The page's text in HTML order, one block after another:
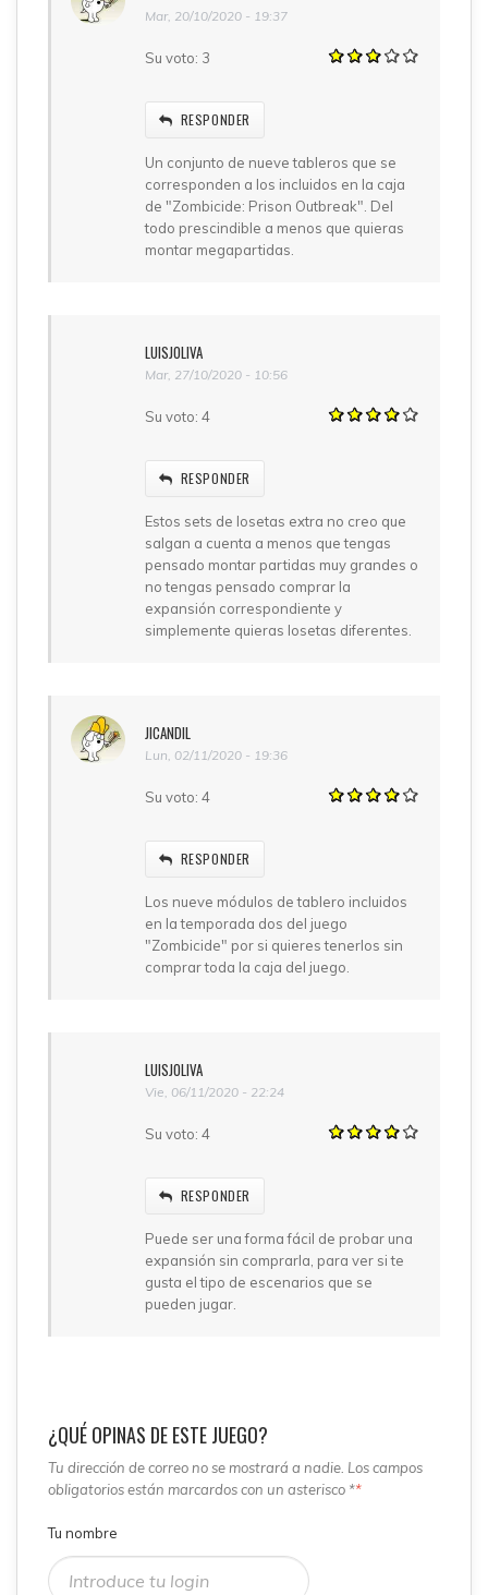
Mar, 20/10/2020 - 19:37
Su voto: 3
RESPONDER
Un conjunto de nueve tableros que se
corresponden a los incluidos en la caja
de "Zombicide: Prison Outbreak". Del
todo prescindible a menos que quieras
montar megapartidas.
LUISJOLIVA
Mar, 27/10/2020 - 10:56
Su voto: 4
RESPONDER
Estos sets de losetas extra no creo que
salgan a cuenta a menos que tengas
pensado montar partidas muy grandes o
no tengas pensado comprar la
expansión correspondiente y
simplemente quieras losetas diferentes.
JICANDIL
Lun, 02/11/2020 - 19:36
Su voto: 4
RESPONDER
Los nueve módulos de tablero incluidos
en la temporada dos del juego
"Zombicide" por si quieres tenerlos sin
comprar toda la caja del juego.
LUISJOLIVA
Vie, 06/11/2020 - 22:24
Su voto: 4
RESPONDER
Puede ser una forma fácil de probar una
expansión sin comprarla, para ver si te
gusta el tipo de escenarios que se
pueden jugar.
¿QUÉ OPINAS DE ESTE JUEGO?
Tu dirección de correo no se mostrará a nadie. Los campos
obligatorios están marcardos con un asterisco **
Tu nombre